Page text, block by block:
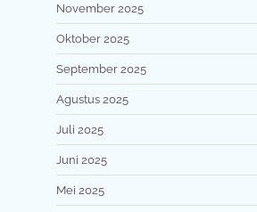
November 2025
Oktober 2025
September 2025
Agustus 2025
Juli 2025
Juni 2025
Mei 2025